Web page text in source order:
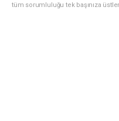
tüm sorumluluğu tek başınıza